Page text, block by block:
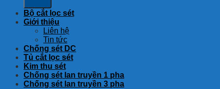
Bộ cắt lọc sét
Giới thiệu
Liên hệ
Tin tức
Chống sét DC
Tủ cắt lọc sét
Kim thu sét
Chống sét lan truyền 1 pha
Chống sét lan truyền 3 pha